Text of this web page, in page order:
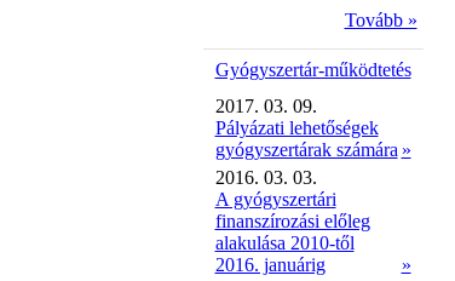
Tovább »
Gyógyszertár-működtetés
2017. 03. 09.
Pályázati lehetőségek
gyógyszertárak számára »
2016. 03. 03.
A gyógyszertári
finanszírozási előleg
alakulása 2010-től
2016. januárig
»